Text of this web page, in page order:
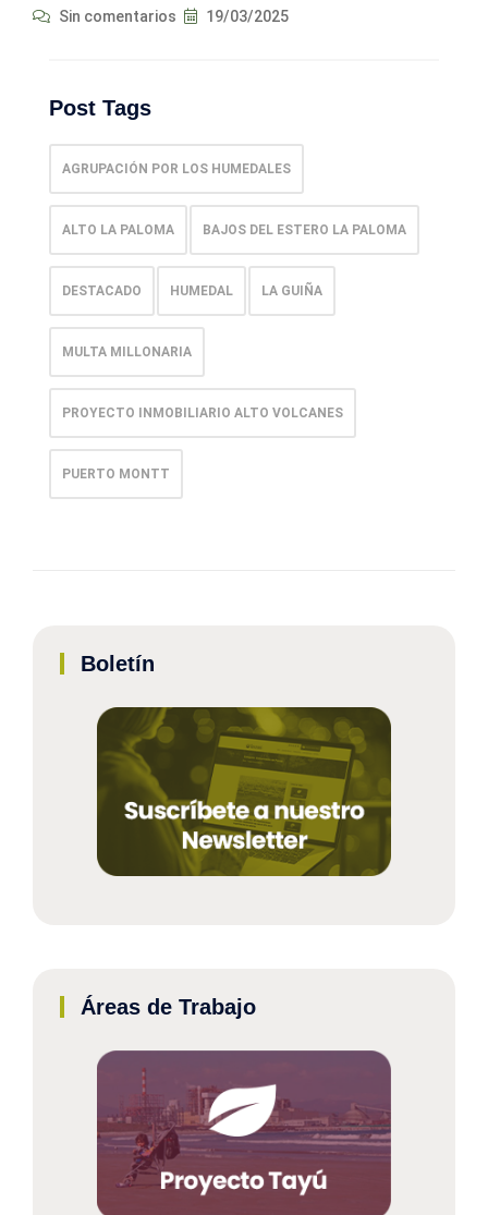
Sin comentarios 19/03/2025
Post Tags
AGRUPACIÓN POR LOS HUMEDALES
ALTO LA PALOMA BAJOS DEL ESTERO LA PALOMA
DESTACADO HUMEDAL LA GUIÑA
MULTA MILLONARIA
PROYECTO INMOBILIARIO ALTO VOLCANES
PUERTO MONTT
Boletín
Áreas de Trabajo